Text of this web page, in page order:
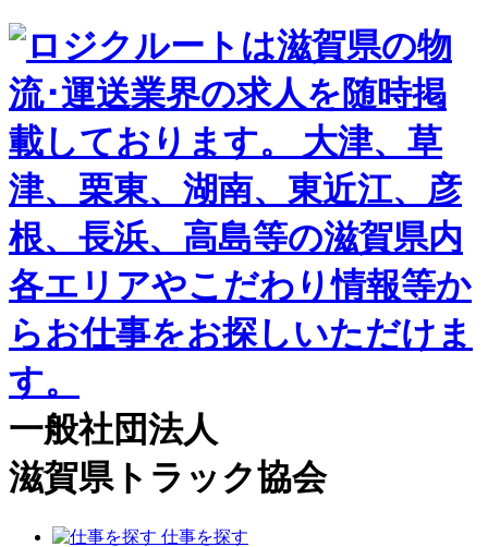
一般社団法人
滋賀県トラック協会
仕事を探す